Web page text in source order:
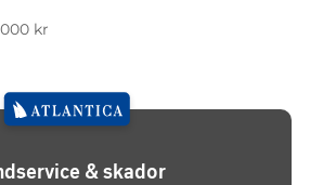
000 kr
& skador